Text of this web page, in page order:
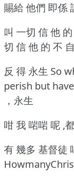
賜給 他們 即係
叫 一切 信 他
切 信 他 的 不
反 得 永生 So
perish but
，永生
咁 我 啱啱 呢 ,
有 幾多 基督徒